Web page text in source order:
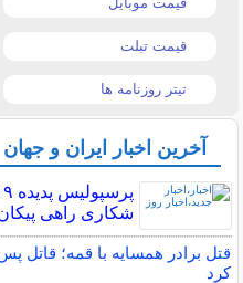
قیمت تبلت
تیتر روزنامه ها
آخرین اخبار ایران و جهان
شکاری راهی
قتل برادر همسایه با قمه؛ قاتل
کرد